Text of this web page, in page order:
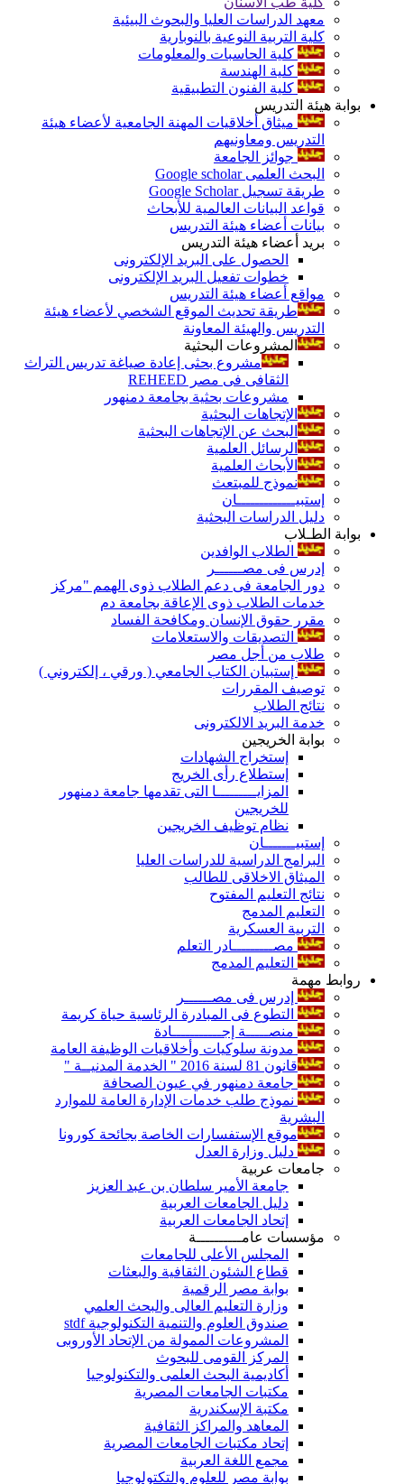
معهد الدراسات العليا والبحوث البيئية
كلية التربية النوعية بالنوبارية
كلية الحاسبات والمعلومات
كلية الهندسة
كلية الفنون التطبيقية
بوابة هيئة التدريس
ميثاق أخلاقيات المهنة الجامعية لأعضاء هيئة
التدريس ومعاونيهم
جوائز الجامعة
البحث العلمى Google scholar
طريقة تسجيل Google Scholar
قواعد البيانات العالمية للأبحاث
بيانات أعضاء هيئة التدريس
بريد أعضاء هيئة التدريس
الحصول على البريد الإلكترونى
خطوات تفعيل البريد الإلكترونى
مواقع أعضاء هيئة التدريس
طريقة تحديث الموقع الشخصي لأعضاء هيئة
التدريس والهيئة المعاونة
المشروعات البحثية
مشروع بحثى إعادة صياغة تدريس التراث
الثقافى فى مصر REHEED
مشروعات بحثية بجامعة دمنهور
الإتجاهات البحثية
البحث عن الإتجاهات البحثية
الرسائل العلمية
الأبحاث العلمية
نموذج للمبتعث
إستبيـــــــــــــان
دليل الدراسات البحثية
بوابة الطـلاب
الطلاب الوافدين
إدرس فى مصــــــر
دور الجامعة فى دعم الطلاب ذوى الهمم "مركز
خدمات الطلاب ذوى الإعاقة بجامعة دم
مقرر حقوق الإنسان ومكافحة الفساد
التصديقات والاستعلامات
طلاب من أجل مصر
إستبيان الكتاب الجامعي ( ورقي ، إلكتروني )
توصيف المقررات
نتائج الطلاب
خدمة البريد الالكترونى
بوابة الخريجين
إستخراج الشهادات
إستطلاع رأى الخريج
المزايـــــــــا التى تقدمها جامعة دمنهور
للخريجين
نظام توظيف الخريجين
إستبيـــــــان
البرامج الدراسية للدراسات العليا
الميثاق الاخلاقى للطالب
نتائج التعليم المفتوح
التعليم المدمج
التربية العسكرية
مصـــــــــادر التعلم
التعليم المدمج
روابط مهمة
إدرس فى مصــــــر
التطوع فى المبادرة الرئاسية حياة كريمة
منصـــــة إجـــــــــــادة
مدونة سلوكيات وأخلاقيات الوظيفة العامة
قانون 81 لسنة 2016 " الخدمة المدنيــة "
جامعة دمنهور في عيون الصحافة
نموذج طلب خدمات الإدارة العامة للموارد
البشرية
موقع الإستفسارات الخاصة بجائحة كورونا
دليل وزارة العدل
جامعات عربية
جامعة الأمير سلطان بن عبد العزيز
دليل الجامعات العربية
إتحاد الجامعات العربية
مؤسسات عامــــــــــة
المجلس الأعلى للجامعات
قطاع الشئون الثقافية والبعثات
بوابة مصر الرقمية
وزارة التعليم العالى والبحث العلمي
صندوق العلوم والتنمية التكنولوجية stdf
المشروعات الممولة من الإتحاد الأوروبى
المركز القومى للبحوث
أكاديمية البحث العلمى والتكنولوجيا
مكتبات الجامعات المصرية
مكتبة الإسكندرية
المعاهد والمراكز الثقافية
إتحاد مكتبات الجامعات المصرية
مجمع اللغة العربية
بوابة مصر للعلوم والتكتولوجيا